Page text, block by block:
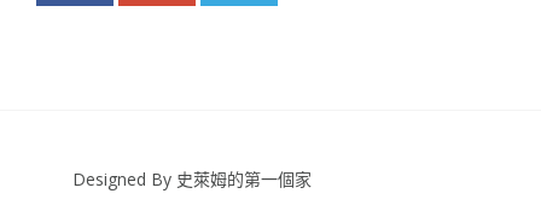
Designed By 史萊姆的第一個家